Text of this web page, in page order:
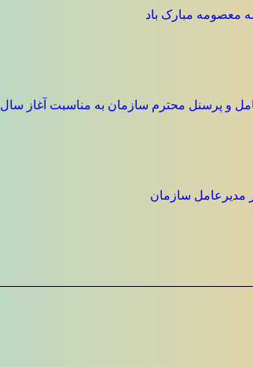
معصومه مبارک باد
و پرسنل محترم سازمان به مناسبت آغاز سال
مدیرعامل سازمان